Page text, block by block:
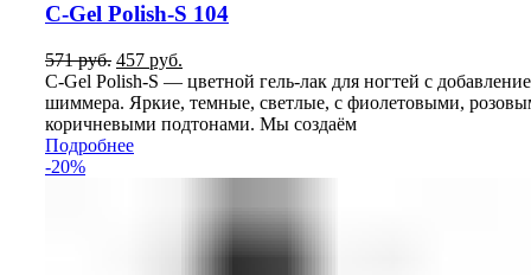
C-Gel Polish-S 104
571руб. Первоначальная
цена
составляла
571
руб..
457 руб.
цена:
457
руб..
C-Gel Polish-S — цветной гель-лак для ногтей с
шиммера. Яркие, темные, светлые, с фиолетовыми,
коричневыми подтонами. Мы создаём
Подробнее
-20%